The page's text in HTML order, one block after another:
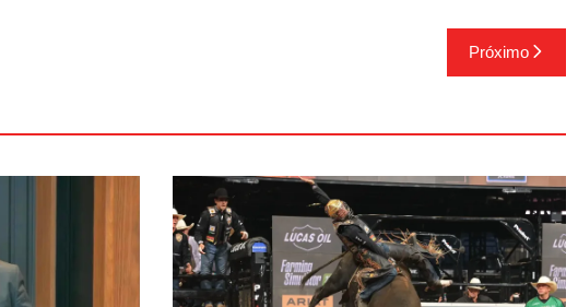
Próximo